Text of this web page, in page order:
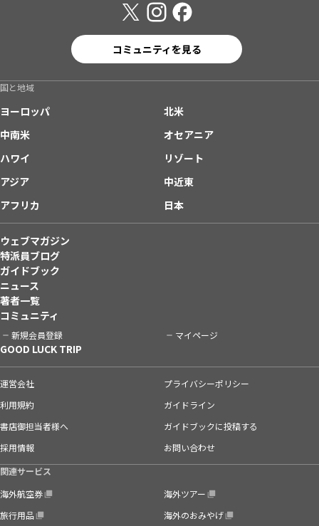
コミュニティを見る
国と地域
ヨーロッパ
北米
中南米
オセアニア
ハワイ
リゾート
アジア
中近東
アフリカ
日本
ウェブマガジン
特派員ブログ
ガイドブック
ニュース
著者一覧
コミュニティ
新規会員登録 マイページ
GOOD LUCK TRIP
運営会社
プライバシーポリシー
利用規約
ガイドライン
書店御担当者様へ
ガイドブックに投稿する
採用情報
お問い合わせ
関連サービス
海外航空券
海外ツアー
旅行用品
海外のおみやげ